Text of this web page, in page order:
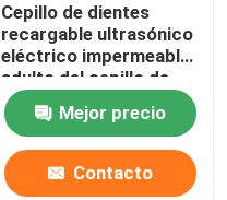
Cepillo de dientes
recargable ultrasónico
eléctrico impermeable
adulto del cepillo de
dientes IPX7
Mejor precio
Contacto